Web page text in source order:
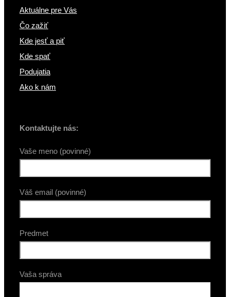
Aktuálne pre Vás
Čo zažiť
Kde jesť a piť
Kde spať
Podujatia
Ako k nám
Kontaktujte nás:
Vaše meno (povinné)
Váš email (povinné)
Predmet
Vaša správa